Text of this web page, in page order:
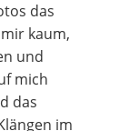
das
kaum,
und
mich
das
im